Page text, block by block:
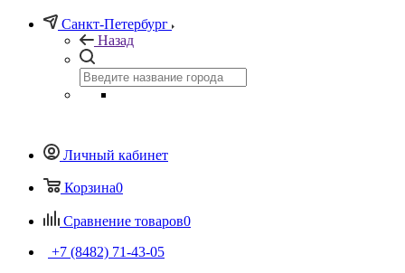
Санкт-Петербург
Назад
Личный кабинет
Корзина0
Сравнение товаров0
+7 (8482) 71-43-05